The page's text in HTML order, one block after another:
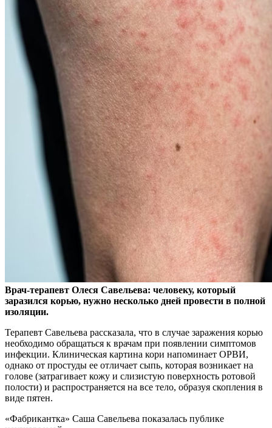
Врач-терапевт Олеся Савельева: человеку, который
заразился корью, нужно несколько дней провести в полной
изоляции.
Терапевт Савельева рассказала, что в случае заражения корью
необходимо обращаться к врачам при появлении симптомов
инфекции. Клиническая картина кори напоминает ОРВИ,
однако от простуды ее отличает сыпь, которая возникает на
голове (затрагивает кожу и слизистую поверхность ротовой
полости) и распространяется на все тело, образуя скопления в
виде пятен.
«Фабрикантка» Саша Савельева показалась публике